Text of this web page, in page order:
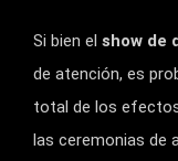
Si bien el show de
de atención, es
total de los
las ceremonias de